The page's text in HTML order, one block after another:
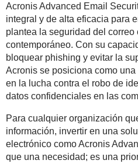
Acronis Advanced Email
integral y de alta eficacia para
plantea la seguridad del
contemporáneo. Con su
bloquear phishing y evitar la
Acronis se posiciona como
en la lucha contra el robo de
datos confidenciales en las
Para cualquier organización
información, invertir en una
electrónico como Acronis
que una necesidad; es una